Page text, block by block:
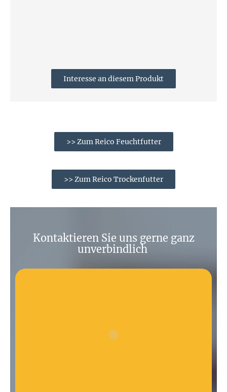
Interesse an diesem Produkt
>> Zum Reico Feuchtfutter
>> Zum Reico Trockenfutter
Kontaktieren Sie uns gerne ganz
unverbindlich